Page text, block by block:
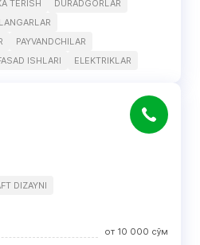
TERISH
DURADGORLAR
PAYVANDCHILAR
ISHLARI ELEKTRIKLAR
DIZAYNI
от 10 000 сўм